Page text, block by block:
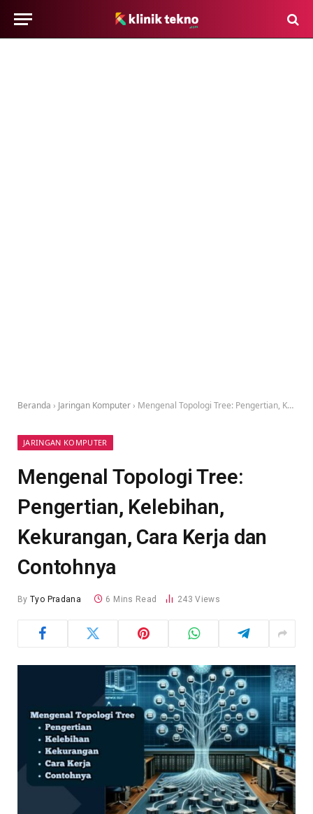
Beranda › Jaringan Komputer › Mengenal Topologi Tree: Pengertian, Kelebihan, Kekurangan, Cara Kerja dan Contohnya
JARINGAN KOMPUTER
Mengenal Topologi Tree:
Pengertian, Kelebihan,
Kekurangan, Cara Kerja dan
Contohnya
By Tyo Pradana 6 Mins Read 243Views